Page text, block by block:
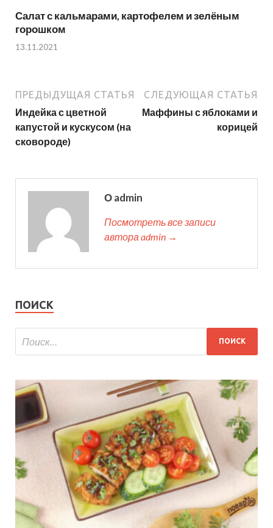
Салат с кальмарами, картофелем и зелёным
горошком
13.11.2021
ПРЕДЫДУЩАЯ СТАТЬЯ
Индейка с цветной
капустой и кускусом (на
сковороде)
СЛЕДУЮЩАЯ СТАТЬЯ
Маффины с яблоками и
корицей
О admin
Посмотреть все записи
автора admin →
ПОИСК